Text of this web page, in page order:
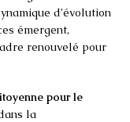
d’évolution
émergent,
renouvelé pour
pour le
la